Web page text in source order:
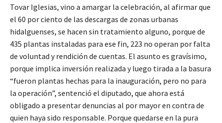
Tovar Iglesias, vino a amargar la celebración, al afirmar que
el 60 por ciento de las descargas de zonas urbanas
hidalguenses, se hacen sin tratamiento alguno, porque de
435 plantas instaladas para ese fin, 223 no operan por falta
de voluntad y rendición de cuentas. El asunto es gravísimo,
porque implica inversión realizada y luego tirada a la basura
“fueron plantas hechas para la inauguración, pero no para
la operación”, sentenció el diputado, que ahora está
obligado a presentar denuncias al por mayor en contra de
quien haya sido responsable. Porque quedarse en la pura